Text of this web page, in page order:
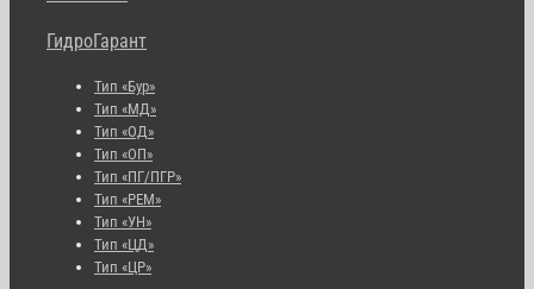
ГидроГарант
Тип «Бур»
Тип «МД»
Тип «ОД»
Тип «ОП»
Тип «ПГ/ПГР»
Тип «РЕМ»
Тип «УН»
Тип «ЦД»
Тип «ЦР»